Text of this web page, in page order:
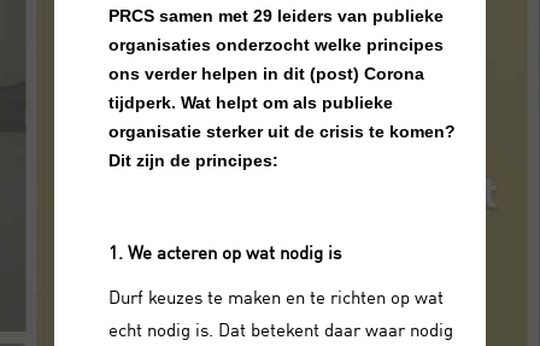
PRCS samen met 29 leiders van publieke
organisaties onderzocht welke principes
ons verder helpen in dit (post) Corona
tijdperk. Wat helpt om als publieke
organisatie sterker uit de crisis te komen?
Dit zijn de principes:
1. We acteren op wat nodig is
Durf keuzes te maken en te richten op wat
echt nodig is. Dat betekent daar waar nodig